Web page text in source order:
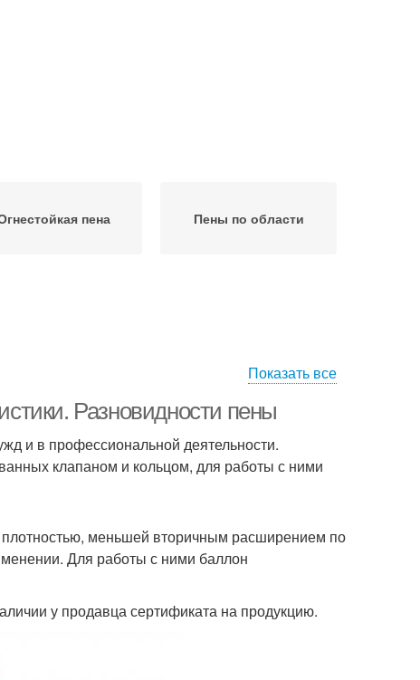
пена Пены по области
Показать все
Разновидности пены
и в профессиональной деятельности.
клапаном и кольцом, для работы с ними
меньшей вторичным расширением по
Для работы с ними баллон
у продавца сертификата на продукцию.